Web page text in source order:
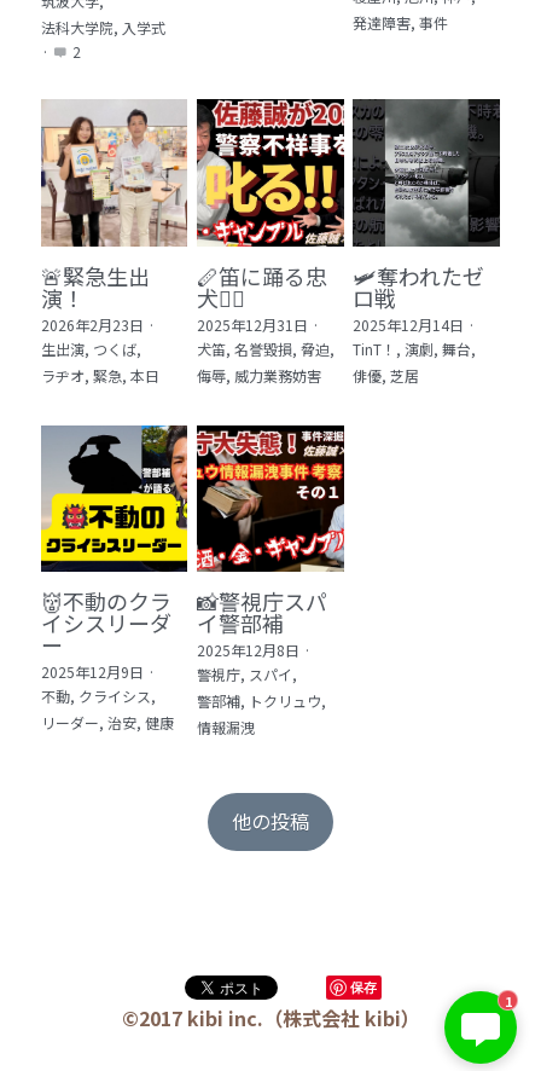
法科大学院, 入学式
·
2
発達障害, 事件
🚨緊急生出
演！
2026年2月23日 ·
生出演, つくば,
ラヂオ, 緊急, 本日
🪈笛に踊る忠
犬🐕‍🦺
2025年12月31日 ·
犬笛, 名誉毀損, 脅迫,
侮辱, 威力業務妨害
🛩️奪われたゼ
ロ戦
2025年12月14日 ·
TinT！, 演劇, 舞台,
俳優, 芝居
👹不動のクラ
イシスリーダ
ー
2025年12月9日 ·
不動, クライシス,
リーダー, 治安, 健康
📸警視庁スパ
イ警部補
2025年12月8日 ·
警視庁, スパイ,
警部補, トクリュウ,
情報漏洩
他の投稿
保存
©2017 kibi inc.（株式会社 kibi）
1